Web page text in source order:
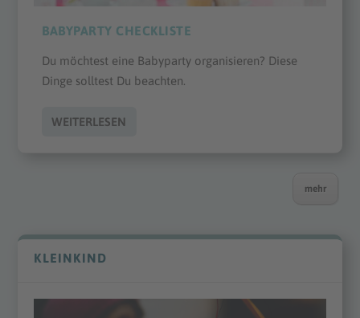
BABYPARTY CHECKLISTE
Du möchtest eine Babyparty organisieren? Diese
Dinge solltest Du beachten.
WEITERLESEN
mehr
KLEINKIND